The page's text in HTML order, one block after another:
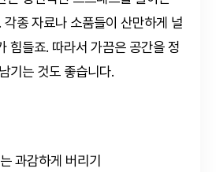
종 자료나 소품들이 산만하게 널
힘들죠. 따라서 가끔은 공간을 정
기는 것도 좋습니다.
과감하게 버리기